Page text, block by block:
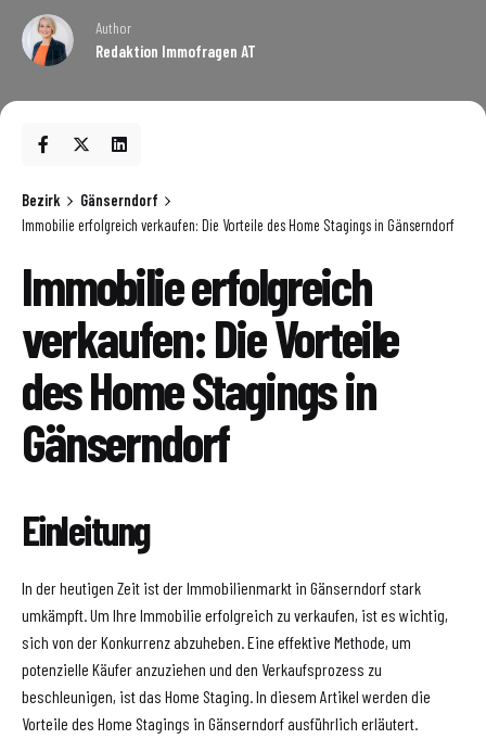
Author
Redaktion Immofragen AT
Bezirk
Gänserndorf
Immobilie erfolgreich verkaufen: Die Vorteile des Home Stagings in Gänserndorf
Immobilie erfolgreich
verkaufen: Die Vorteile
des Home Stagings in
Gänserndorf
Einleitung
In der heutigen Zeit ist der Immobilienmarkt in Gänserndorf stark
umkämpft. Um Ihre Immobilie erfolgreich zu verkaufen, ist es wichtig,
sich von der Konkurrenz abzuheben. Eine effektive Methode, um
potenzielle Käufer anzuziehen und den Verkaufsprozess zu
beschleunigen, ist das Home Staging. In diesem Artikel werden die
Vorteile des Home Stagings in Gänserndorf ausführlich erläutert.